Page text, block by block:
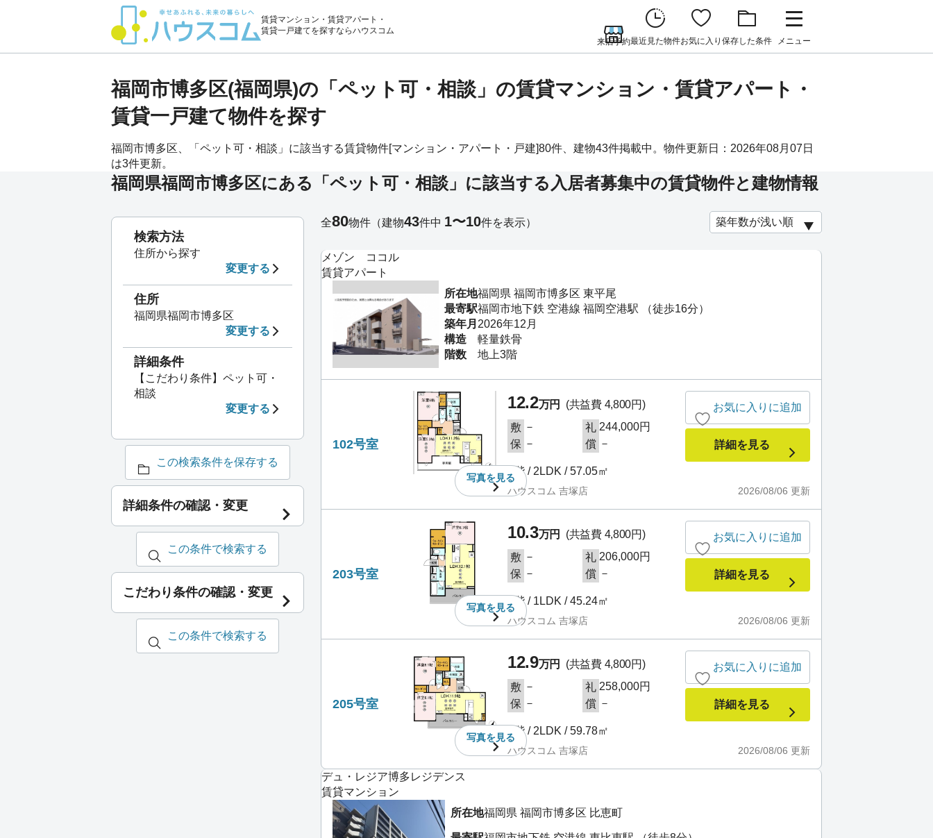
賃貸マンション・賃貸アパート・
賃貸一戸建てを探すならハウスコム
来店予約最近見た物件お気に入り 保存した条件 メニュー
福岡市博多区(福岡県)の「ペット可・相談」の賃貸マンション・賃貸アパート・
賃貸一戸建て物件を探す
福岡市博多区、「ペット可・相談」に該当する賃貸物件[マンション・アパート・戸建]80件、建物43件掲載中。物件更新日：2026年08月07日
は3件更新。
福岡県福岡市博多区にある「ペット可・相談」に該当する入居者募集中の賃貸物件と建物情報
メゾン ココル
賃貸アパート
所在地福岡県 福岡市博多区 東平尾
最寄駅福岡市地下鉄 空港線 福岡空港駅 （徒歩16分）
築年月 2026年12月
構造
軽量鉄骨
階数
地上3階
102号室
写真を見る
12.2万円
(共益費 4,800円)
敷 － 礼 244,000円
保 － 償 －
1階 / 2LDK / 57.05㎡
2026/08/06 更新
ハウスコム 吉塚店
お気に入りに追加
詳細を見る
203号室
写真を見る
10.3万円
(共益費 4,800円)
敷 － 礼 206,000円
保 － 償 －
2階 / 1LDK / 45.24㎡
2026/08/06 更新
ハウスコム 吉塚店
お気に入りに追加
詳細を見る
205号室
写真を見る
12.9万円
(共益費 4,800円)
敷 － 礼 258,000円
保 － 償 －
2階 / 2LDK / 59.78㎡
2026/08/06 更新
ハウスコム 吉塚店
お気に入りに追加
詳細を見る
デュ・レジア博多レジデンス
賃貸マンション
所在地福岡県 福岡市博多区 比恵町
全80物件 （建物43件中 1〜10件を表示）
検索方法
住所から探す
変更する
住所
福岡県福岡市博多区
変更する
詳細条件
【こだわり条件】ペット可・
相談
変更する
この検索条件を保存する
詳細条件の確認・変更
この条件で検索する
こだわり条件の確認・変更
この条件で検索する